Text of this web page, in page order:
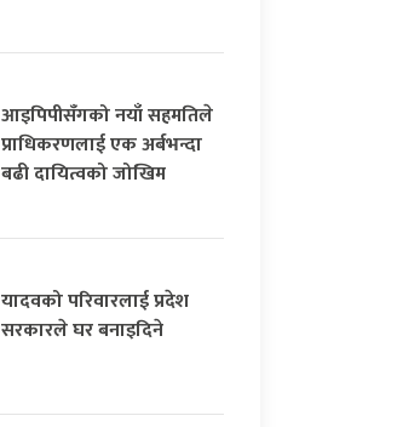
आइपिपीसँगको नयाँ सहमतिले
प्राधिकरणलाई एक अर्बभन्दा
बढी दायित्वको जोखिम
यादवको परिवारलाई प्रदेश
सरकारले घर बनाइदिने